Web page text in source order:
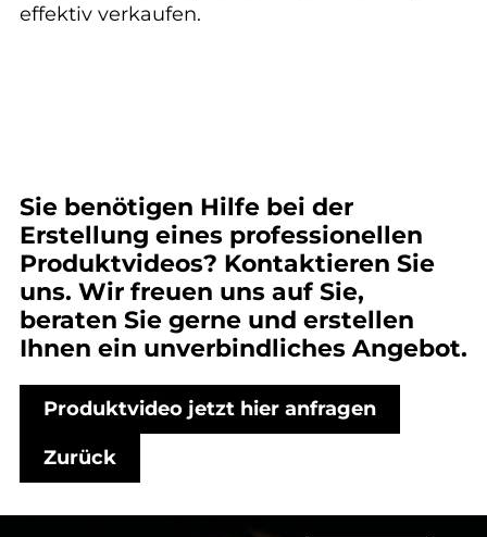
effektiv verkaufen.
Sie benötigen Hilfe bei der
Erstellung eines professionellen
Produktvideos? Kontaktieren Sie
uns. Wir freuen uns auf Sie,
beraten Sie gerne und erstellen
Ihnen ein unverbindliches Angebot.
Produktvideo jetzt hier anfragen
Zurück